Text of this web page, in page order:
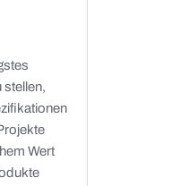
stellen,
Wert